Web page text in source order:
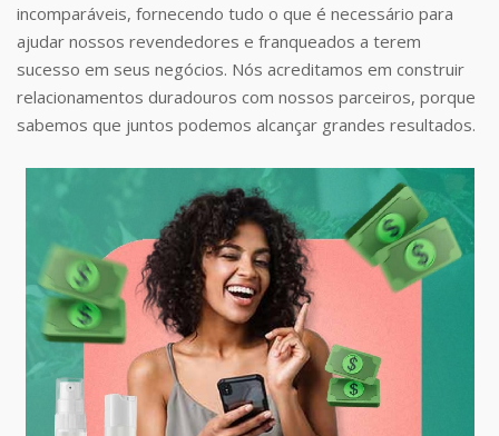
incomparáveis, fornecendo tudo o que é necessário para
ajudar nossos revendedores e franqueados a terem
sucesso em seus negócios. Nós acreditamos em construir
relacionamentos duradouros com nossos parceiros, porque
sabemos que juntos podemos alcançar grandes resultados.